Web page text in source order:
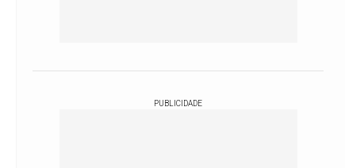
PUBLICIDADE